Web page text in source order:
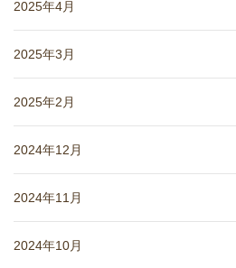
2025年4月
2025年3月
2025年2月
2024年12月
2024年11月
2024年10月